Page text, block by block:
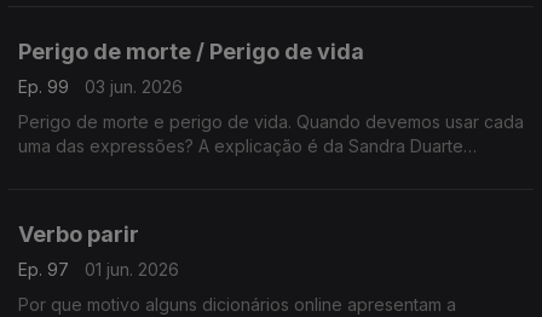
Perigo de morte / Perigo de vida
Ep. 99
03 jun. 2026
Perigo de morte e perigo de vida. Quando devemos usar cada
uma das expressões? A explicação é da Sandra Duarte
Verbo parir
Ep. 97
01 jun. 2026
Por que motivo alguns dicionários online apresentam a